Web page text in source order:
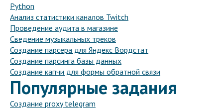
Python
Анализ статистики каналов Twitch
Проведение аудита в магазине
Сведение музыкальных треков
Создание парсера для Яндекс Вордстат
Создание парсинга базы данных
Создание капчи для формы обратной связи
Популярные задания
Создание proxy telegram